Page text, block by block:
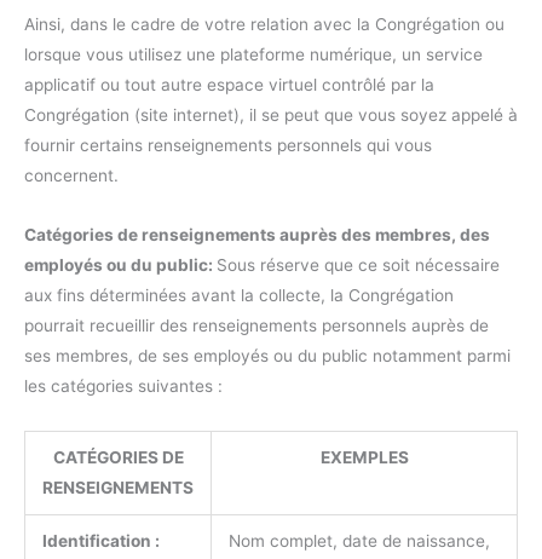
Ainsi, dans le cadre de votre relation avec la Congrégation ou
lorsque vous utilisez une plateforme numérique, un service
applicatif ou tout autre espace virtuel contrôlé par la
Congrégation (site internet), il se peut que vous soyez appelé à
fournir certains renseignements personnels qui vous
concernent.
Catégories de renseignements auprès des membres, des
employés ou du public: Sous réserve que ce soit nécessaire
aux fins déterminées avant la collecte, la Congrégation
pourrait recueillir des renseignements personnels auprès de
ses membres, de ses employés ou du public notamment parmi
les catégories suivantes :
CATÉGORIES DE
RENSEIGNEMENTS
EXEMPLES
Identification :
Nom complet, date de naissance,